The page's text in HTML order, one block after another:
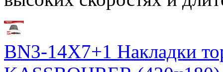
BN3-14X7+1 Накладки